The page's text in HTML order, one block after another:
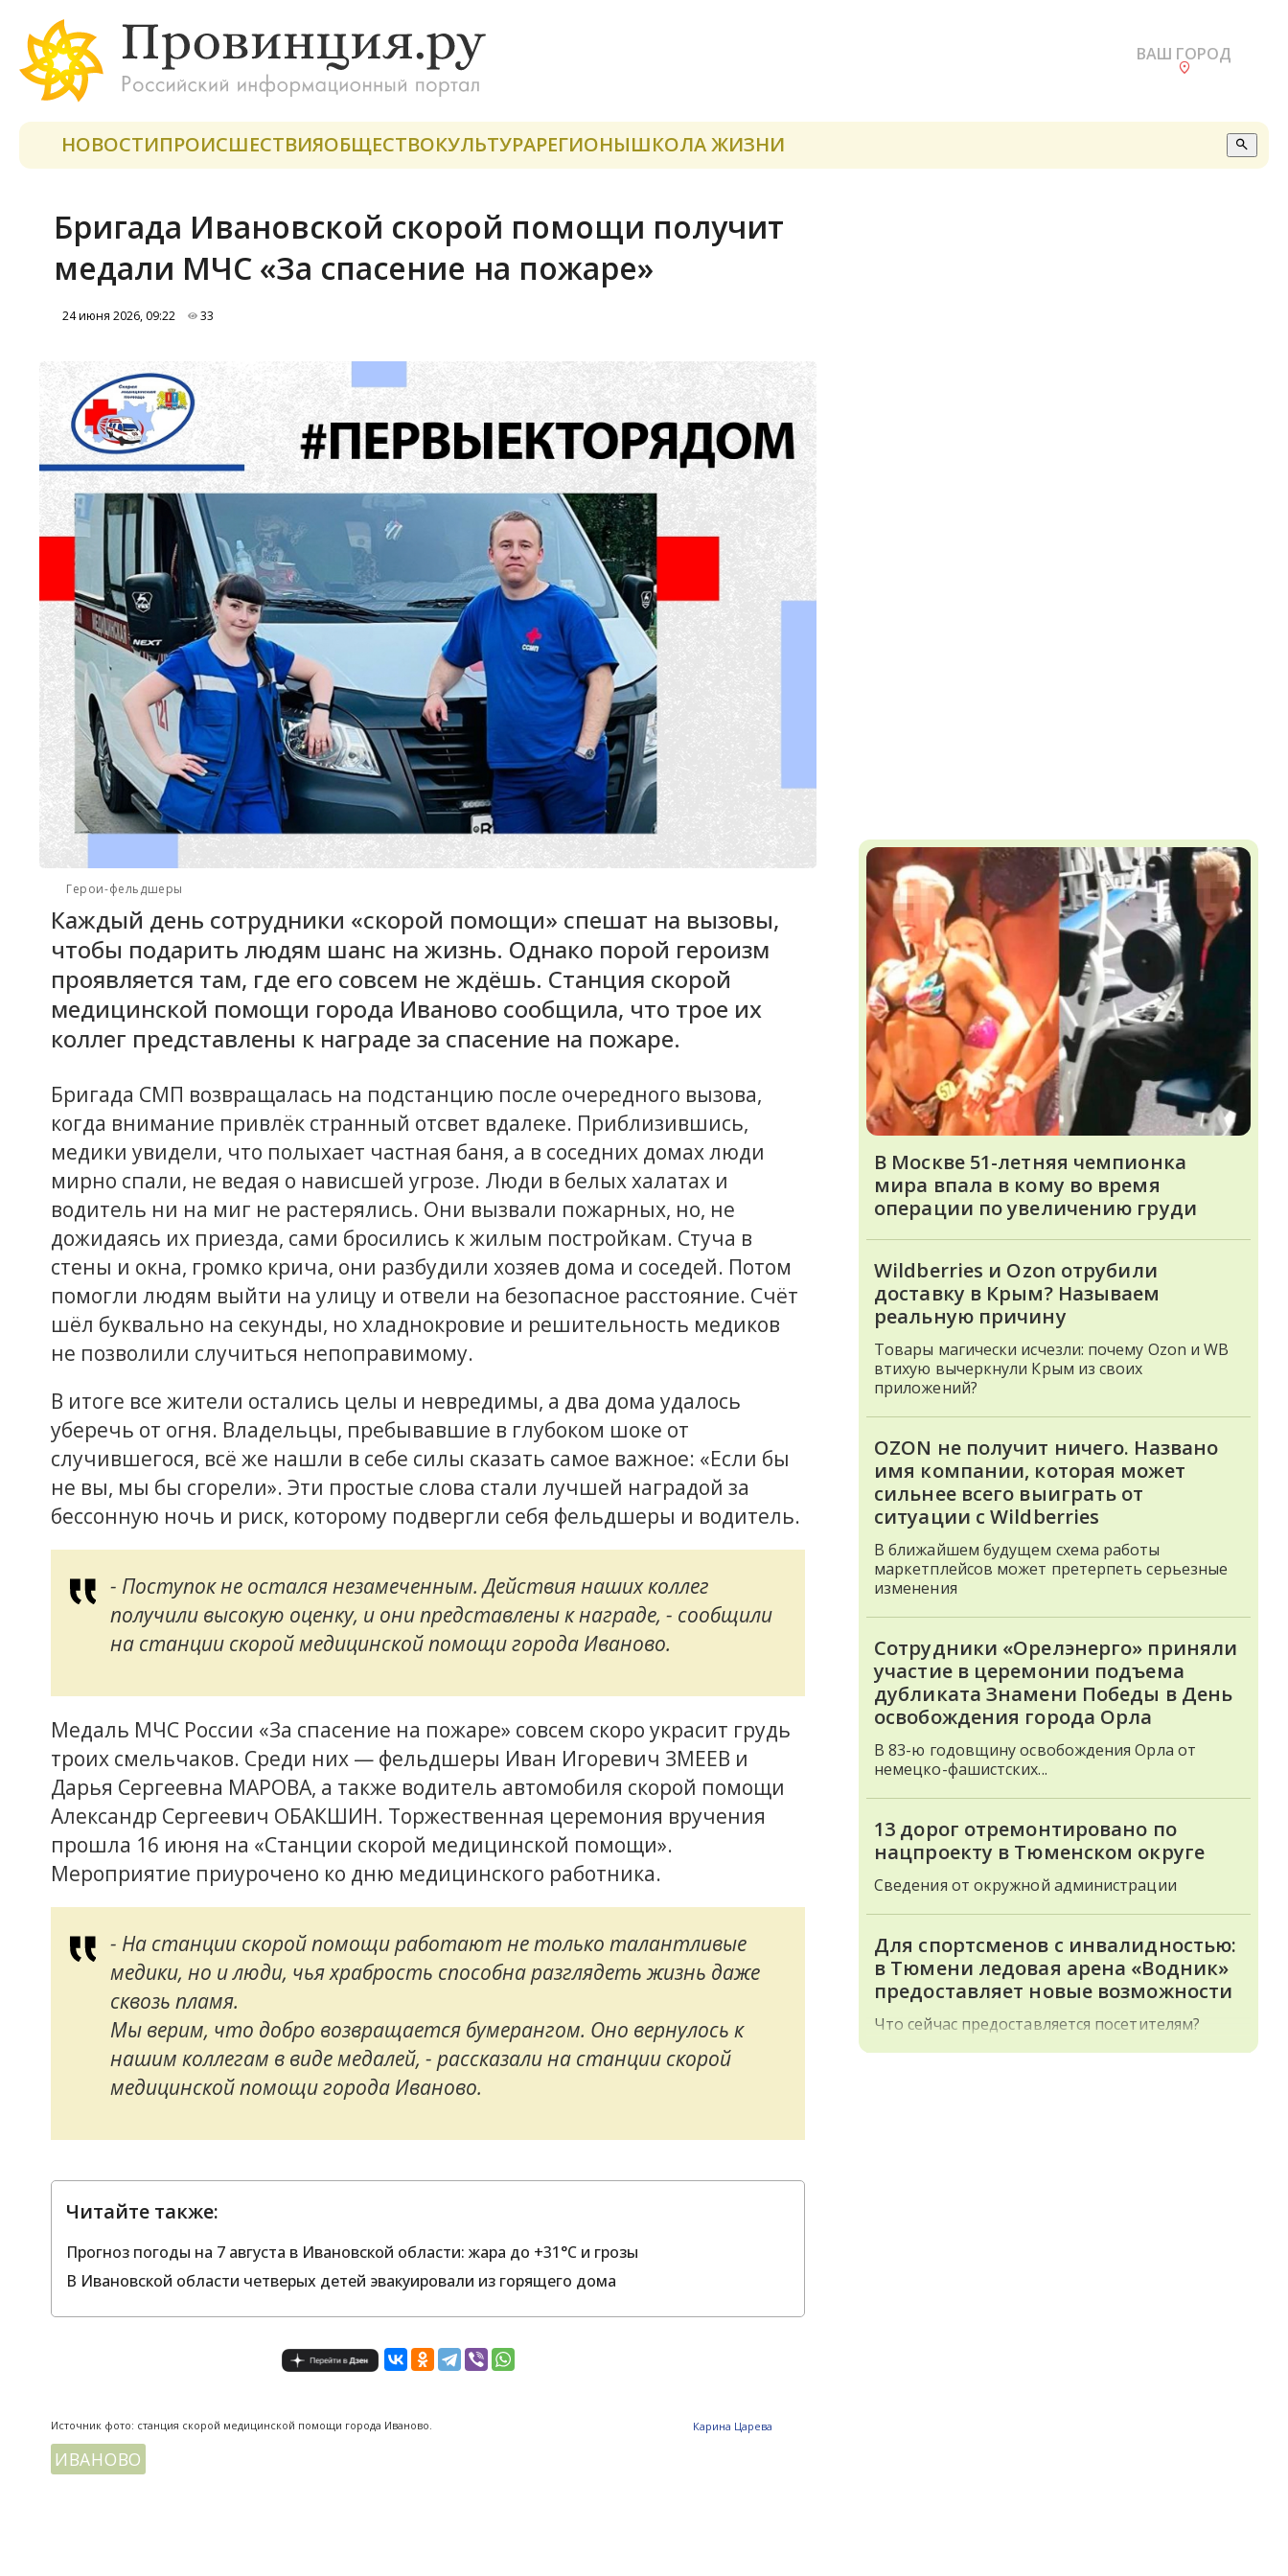
ВАШ ГОРОД
НОВОСТИПРОИСШЕСТВИЯОБЩЕСТВОКУЛЬТУРАРЕГИОНЫШКОЛА ЖИЗНИ
Бригада Ивановской скорой помощи получит
медали МЧС «За спасение на пожаре»
24 июня 2026, 09:22 33
Герои-фельдшеры
Каждый день сотрудники «скорой помощи» спешат на вызовы,
чтобы подарить людям шанс на жизнь. Однако порой героизм
проявляется там, где его совсем не ждёшь. Станция скорой
медицинской помощи города Иваново сообщила, что трое их
коллег представлены к награде за спасение на пожаре.
Бригада СМП возвращалась на подстанцию после очередного вызова,
когда внимание привлёк странный отсвет вдалеке. Приблизившись,
медики увидели, что полыхает частная баня, а в соседних домах люди
мирно спали, не ведая о нависшей угрозе. Люди в белых халатах и
водитель ни на миг не растерялись. Они вызвали пожарных, но, не
дожидаясь их приезда, сами бросились к жилым постройкам. Стуча в
стены и окна, громко крича, они разбудили хозяев дома и соседей. Потом
помогли людям выйти на улицу и отвели на безопасное расстояние. Счёт
шёл буквально на секунды, но хладнокровие и решительность медиков
не позволили случиться непоправимому.
В итоге все жители остались целы и невредимы, а два дома удалось
уберечь от огня. Владельцы, пребывавшие в глубоком шоке от
случившегося, всё же нашли в себе силы сказать самое важное: «Если бы
не вы, мы бы сгорели». Эти простые слова стали лучшей наградой за
бессонную ночь и риск, которому подвергли себя фельдшеры и водитель.
- Поступок не остался незамеченным. Действия наших коллег
получили высокую оценку, и они представлены к награде, - сообщили
на станции скорой медицинской помощи города Иваново.
Медаль МЧС России «За спасение на пожаре» совсем скоро украсит грудь
троих смельчаков. Среди них — фельдшеры Иван Игоревич ЗМЕЕВ и
Дарья Сергеевна МАРОВА, а также водитель автомобиля скорой помощи
Александр Сергеевич ОБАКШИН. Торжественная церемония вручения
прошла 16 июня на «Станции скорой медицинской помощи».
Мероприятие приурочено ко дню медицинского работника.
- На станции скорой помощи работают не только талантливые
медики, но и люди, чья храбрость способна разглядеть жизнь даже
сквозь пламя.
Мы верим, что добро возвращается бумерангом. Оно вернулось к
нашим коллегам в виде медалей, - рассказали на станции скорой
медицинской помощи города Иваново.
Читайте также:
Прогноз погоды на 7 августа в Ивановской области: жара до +31°С и грозы
В Ивановской области четверых детей эвакуировали из горящего дома
Источник фото: станция скорой медицинской помощи города Иваново. Карина Царева
ИВАНОВО
В Москве 51-летняя чемпионка
мира впала в кому во время
операции по увеличению груди
Wildberries и Ozon отрубили
доставку в Крым? Называем
реальную причину
Товары магически исчезли: почему Ozon и WB
втихую вычеркнули Крым из своих
приложений?
OZON не получит ничего. Названо
имя компании, которая может
сильнее всего выиграть от
ситуации с Wildberries
В ближайшем будущем схема работы
маркетплейсов может претерпеть серьезные
изменения
Сотрудники «Орелэнерго» приняли
участие в церемонии подъема
дубликата Знамени Победы в День
освобождения города Орла
В 83-ю годовщину освобождения Орла от
немецко-фашистских...
13 дорог отремонтировано по
нацпроекту в Тюменском округе
Сведения от окружной администрации
Для спортсменов с инвалидностью:
в Тюмени ледовая арена «Водник»
предоставляет новые возможности
Что сейчас предоставляется посетителям?